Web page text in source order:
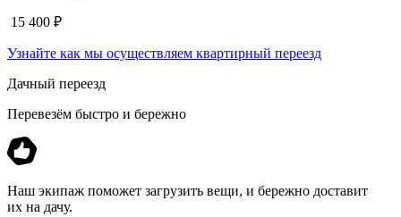
15 400 ₽
Узнайте как мы осуществляем квартирный переезд
Дачный переезд
Перевезём быстро и бережно
Наш экипаж поможет загрузить вещи, и бережно доставит
их на дачу.